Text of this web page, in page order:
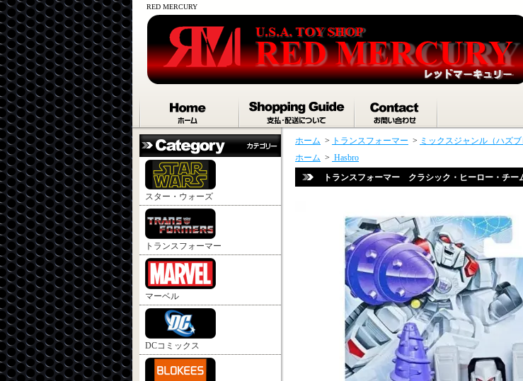
RED MERCURY
スター・ウォーズ
トランスフォーマー
マーベル
DCコミックス
ホーム > トランスフォーマー > ミックスジャンル（ハズブ
ホーム > Hasbro
トランスフォーマー クラシック・ヒーロー・チ